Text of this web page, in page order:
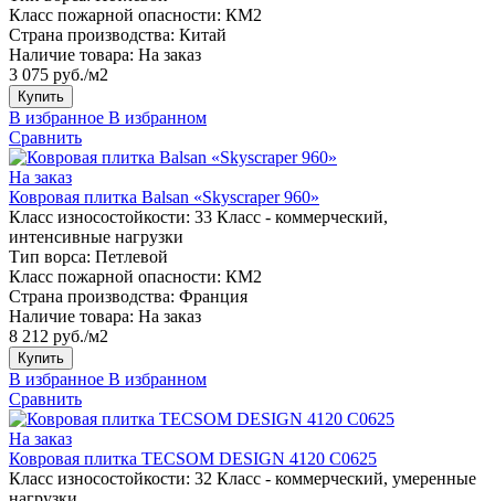
Класс пожарной опасности: КМ2
Страна производства: Китай
Наличие товара: На заказ
3 075 руб./м2
Купить
В избранное В избранном
Сравнить
На заказ
Ковровая плитка Balsan «Skyscraper 960»
Класс износостойкости: 33 Класс - коммерческий,
интенсивные нагрузки
Тип ворса: Петлевой
Класс пожарной опасности: КМ2
Страна производства: Франция
Наличие товара: На заказ
8 212 руб./м2
Купить
В избранное В избранном
Сравнить
На заказ
Ковровая плитка TECSOM DESIGN 4120 C0625
Класс износостойкости: 32 Класс - коммерческий, умеренные